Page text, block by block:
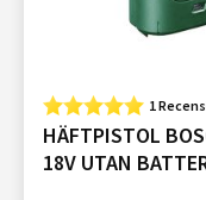
1
HÄFTPISTOL
18V UTAN